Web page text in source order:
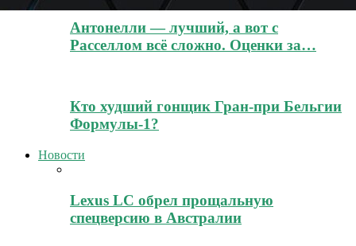
Антонелли — лучший, а вот с
Расселлом всё сложно. Оценки за…
Кто худший гонщик Гран-при Бельгии
Формулы-1?
Новости
Lexus LC обрел прощальную
спецверсию в Австралии